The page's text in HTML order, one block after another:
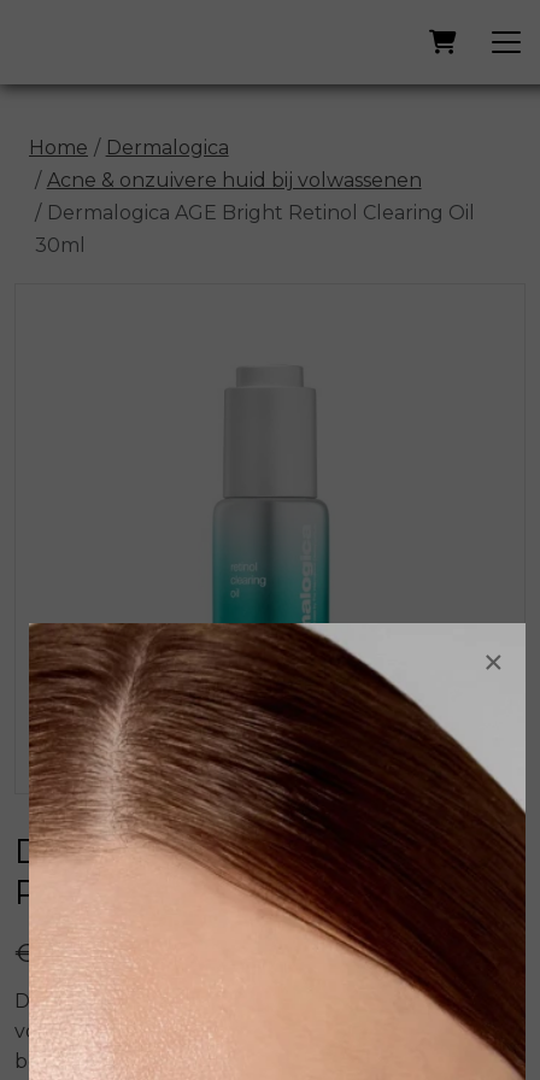
Home
Dermalogica
Acne & onzuivere huid bij volwassenen
Dermalogica AGE Bright Retinol Clearing Oil
30ml
Dermalogica AGE Bright
Retinol Clearing Oil 30ml
€ 99,00
Dermalogica Active Clearing Retinol Oil is voor de
volwassen acne-gevoelige huid. Deze nachtolie
bevat Retinol en Salicylzuur en vernieuwt de huid
×